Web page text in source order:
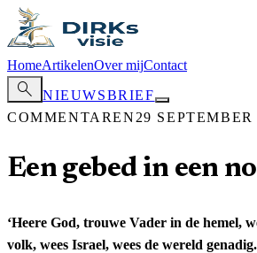
HomeArtikelenOver mijContact
search
NIEUWSBRIEF
COMMENTAREN 29 SEPTEMBER
Een gebed in een
‘Heere God, trouwe Vader in de hemel,
volk, wees Israel, wees de wereld